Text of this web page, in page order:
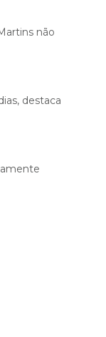
não
destaca